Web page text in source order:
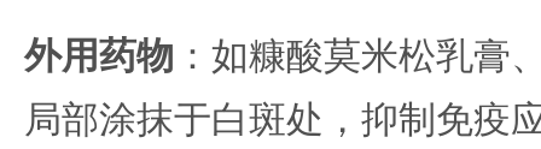
外用药物 ：如糠酸莫米松乳膏
局部涂抹于白斑处，抑制免疫